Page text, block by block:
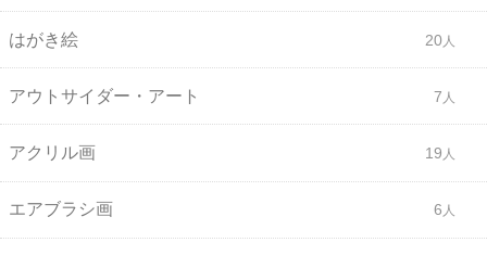
はがき絵 20
アウトサイダー・アート 7
アクリル画 19
エアブラシ画 6